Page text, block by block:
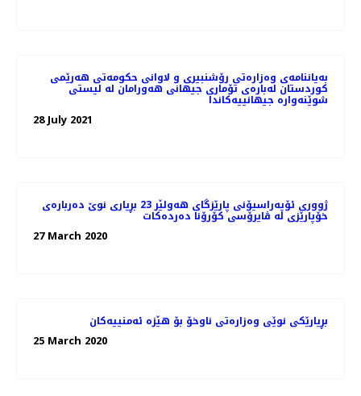
بەیاننامەی وەزارەتی رۆشنبیری و لاوانی حکومەتی هەرێمی
کوردستان لەبارەی تۆماری جیهانی هەورامان لە لیستی
شوێنەوارە جیهانییەکاندا
28 July 2021
ژووری ئۆپەراسیۆنی پارێزگای هەولێر 23 بڕیاری نوێ‌ دەربارەی
خۆپارێزی لە ڤایرۆسی كۆرۆنا دەردەكات
27 March 2020
بڕیارێكی نوێی وەزارەتی ناوخۆ بۆ هێزە ئەمنییەكان
25 March 2020